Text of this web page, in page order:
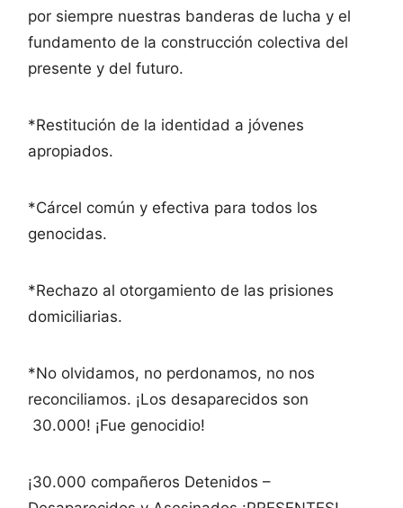
por siempre nuestras banderas de lucha y el
fundamento de la construcción colectiva del
presente y del futuro.
*Restitución de la identidad a jóvenes
apropiados.
*Cárcel común y efectiva para todos los
genocidas.
*Rechazo al otorgamiento de las prisiones
domiciliarias.
*No olvidamos, no perdonamos, no nos
reconciliamos. ¡Los desaparecidos son
30.000! ¡Fue genocidio!
¡30.000 compañeros Detenidos –